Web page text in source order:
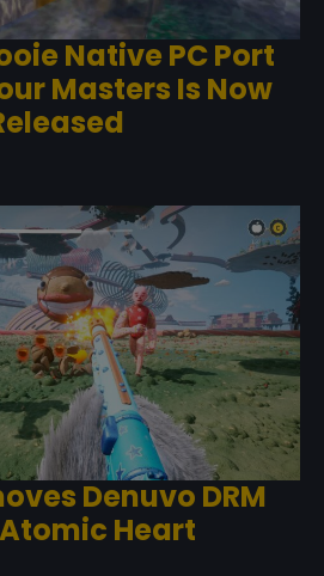
Native PC Port
Masters Is Now
Denuvo DRM
Heart